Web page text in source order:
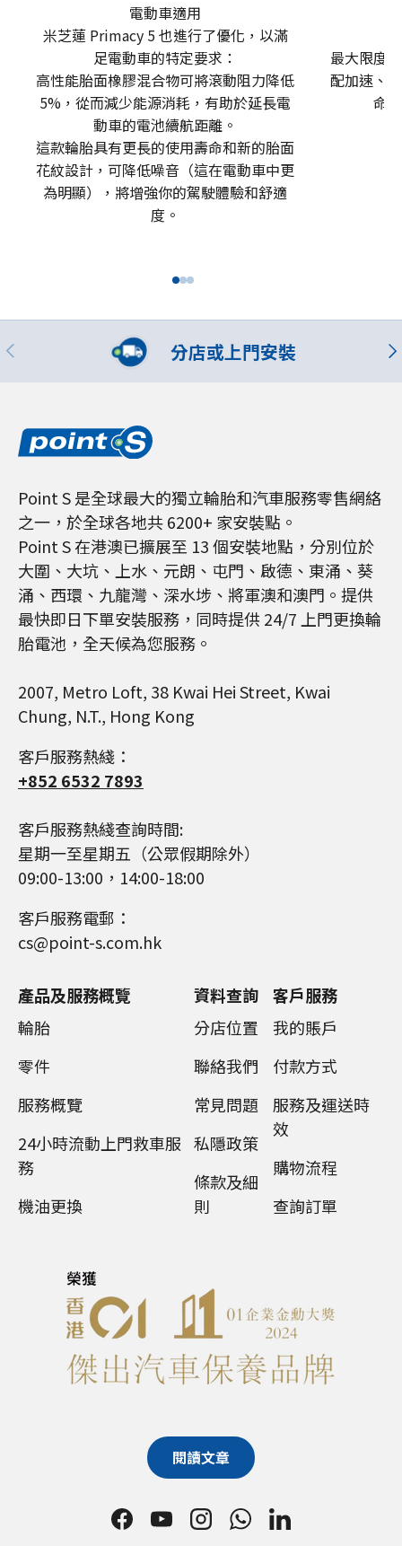
電動車適用
米芝蓮 Primacy 5 也進行了優化，以滿
足電動車的特定要求：
高性能胎面橡膠混合物可將滾動阻力降低
5%，從而減少能源消耗，有助於延長電
動車的電池續航距離。
這款輪胎具有更長的使用壽命和新的胎面
花紋設計，可降低噪音（這在電動車中更
為明顯），將增強你的駕駛體驗和舒適
度。
最大限度
配加速、
命
分店或上門安裝
Point S 是全球最大的獨立輪胎和汽車服務零售網絡
之一，於全球各地共 6200+ 家安裝點。
Point S 在港澳已擴展至 13 個安裝地點，分別位於
大圍、大坑、上水、元朗、屯門、啟德、東涌、葵
涌、西環、九龍灣、深水埗、將軍澳和澳門。提供
最快即日下單安裝服務，同時提供 24/7 上門更換輪
胎電池，全天候為您服務。
2007, Metro Loft, 38 Kwai Hei Street, Kwai
Chung, N.T., Hong Kong
客戶服務熱綫：
+852 6532 7893
客戶服務熱綫查詢時間:
星期一至星期五（公眾假期除外）
09:00-13:00，14:00-18:00
客戶服務電郵：
cs@point-s.com.hk
產品及服務概覽
輪胎
零件
服務概覽
24小時流動上門救車服
務
機油更換
資料查詢
分店位置
聯絡我們
常見問題
私隱政策
條款及細
則
客戶服務
我的賬戶
付款方式
服務及運送時
效
購物流程
查詢訂單
閱讀文章
Facebook
YouTubeInstagram
WhatsAppLinkedIn